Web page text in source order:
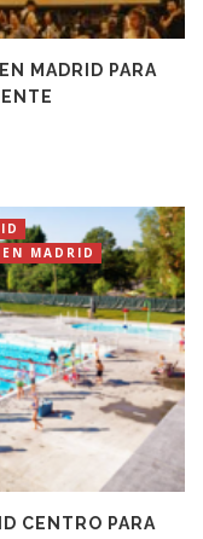
MADRID PARA
MADRID
CENTRO PARA